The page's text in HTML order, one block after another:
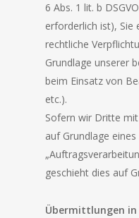
6 Abs. 1 lit. b
erforderlich ist), Sie
rechtliche
Grundlage unserer
beim Einsatz von
etc.).
Sofern wir Dritte
auf Grundlage eines
geschieht dies auf
Übermittlungen